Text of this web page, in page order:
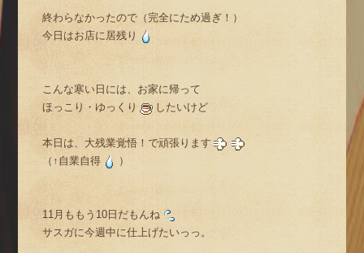
終わらなかったので（完全にため過ぎ！）
今日はお店に居残り
こんな寒い日には、お家に帰って
ほっこり・ゆっくり
したいけど
本日は、大残業覚悟！で頑張ります
（↑自業自得
）
11月ももう10日だもんね
サスガに今週中に仕上げたいっっ。